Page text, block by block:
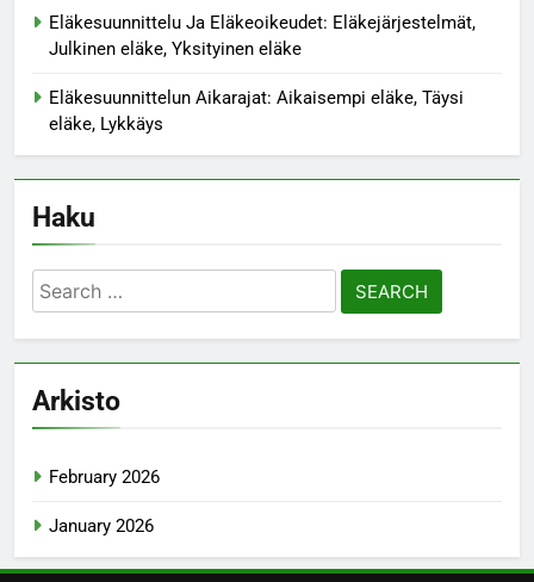
Eläkesuunnittelu Ja Eläkeoikeudet: Eläkejärjestelmät,
Julkinen eläke, Yksityinen eläke
Eläkesuunnittelun Aikarajat: Aikaisempi eläke, Täysi
eläke, Lykkäys
Haku
Search
for:
Arkisto
February 2026
January 2026